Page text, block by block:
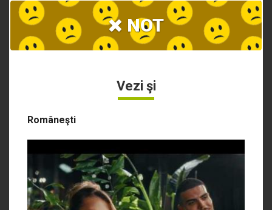
NOT
Vezi şi
Româneşti